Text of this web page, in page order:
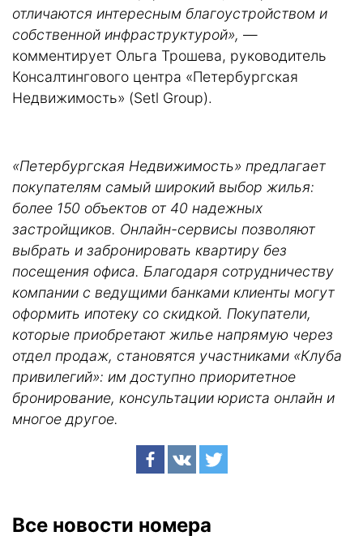
отличаются интересным благоустройством и
собственной инфраструктурой», —
комментирует Ольга Трошева, руководитель
Консалтингового центра «Петербургская
Недвижимость» (Setl Group).
«Петербургская Недвижимость» предлагает
покупателям самый широкий выбор жилья:
более 150 объектов от 40 надежных
застройщиков. Онлайн-сервисы позволяют
выбрать и забронировать квартиру без
посещения офиса. Благодаря сотрудничеству
компании с ведущими банками клиенты могут
оформить ипотеку со скидкой. Покупатели,
которые приобретают жилье напрямую через
отдел продаж, становятся участниками «Клуба
привилегий»: им доступно приоритетное
бронирование, консультации юриста онлайн и
многое другое.
Все новости номера